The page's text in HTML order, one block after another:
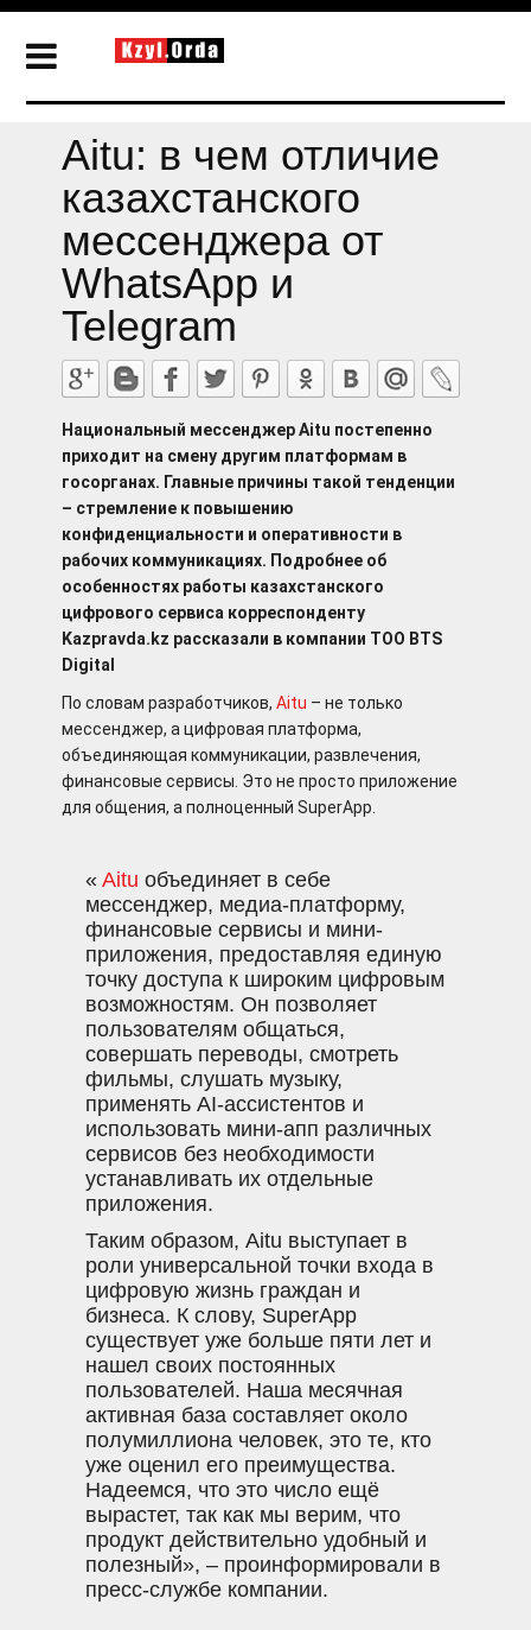
Aitu: в чем отличие
казахстанского
мессенджера от
WhatsApp и
Telegram
Национальный мессенджер Aitu постепенно
приходит на смену другим платформам в
госорганах. Главные причины такой тенденции
– стремление к повышению
конфиденциальности и оперативности в
рабочих коммуникациях. Подробнее об
особенностях работы казахстанского
цифрового сервиса корреспонденту
Kazpravda.kz рассказали в компании ТОО BTS
Digital
По словам разработчиков,Aitu – не только
мессенджер, а цифровая платформа,
объединяющая коммуникации, развлечения,
финансовые сервисы. Это не просто приложение
для общения, а полноценный SuperApp.
«Aituобъединяет в себе
мессенджер, медиа-платформу,
финансовые сервисы и мини-
приложения, предоставляя единую
точку доступа к широким цифровым
возможностям. Он позволяет
пользователям общаться,
совершать переводы, смотреть
фильмы, слушать музыку,
применять AI-ассистентов и
использовать мини-апп различных
сервисов без необходимости
устанавливать их отдельные
приложения.
Таким образом, Aitu выступает в
роли универсальной точки входа в
цифровую жизнь граждан и
бизнеса. К слову, SuperApp
существует уже больше пяти лет и
нашел своих постоянных
пользователей. Наша месячная
активная база составляет около
полумиллиона человек, это те, кто
уже оценил его преимущества.
Надеемся, что это число ещё
вырастет, так как мы верим, что
продукт действительно удобный и
полезный», – проинформировали в
пресс-службе компании.